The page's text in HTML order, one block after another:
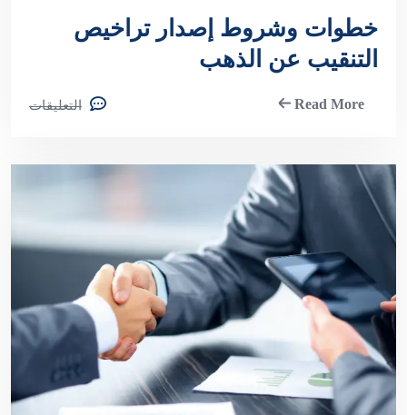
خطوات وشروط إصدار تراخيص
التنقيب عن الذهب
Read More التعليقات